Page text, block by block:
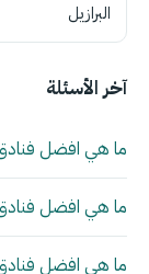
البرازيل
آخر الأسئلة
ما هي افضل
ما هي افضل فنادق
ما هي افضل